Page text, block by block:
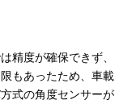
精度が確保できず、
もあったため、車載
式の角度センサーが